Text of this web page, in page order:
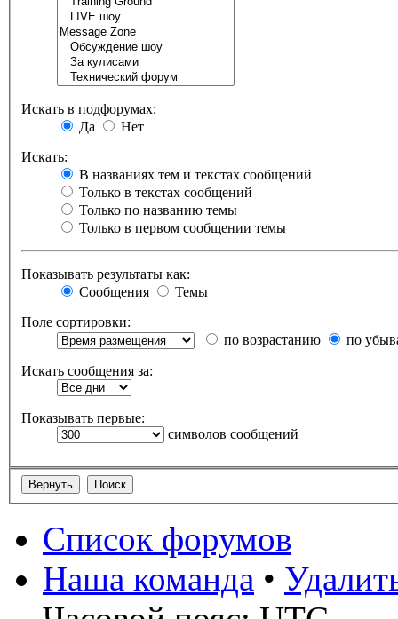
Искать в подфорумах:
Да
Нет
Искать:
В названиях тем и текстах сообщений
Только в текстах сообщений
Только по названию темы
Только в первом сообщении темы
Показывать результаты как:
Сообщения
Темы
Поле сортировки:
по возрастанию
по
Искать сообщения за:
Показывать первые:
символов сообщений
Список форумов
Наша команда •